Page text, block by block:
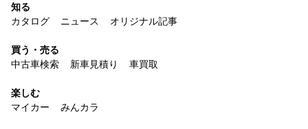
知る
カタログ
ニュース オリジナル記事
買う・売る
中古車検索
新車見積り 車買取
楽しむ
マイカー
みんカラ